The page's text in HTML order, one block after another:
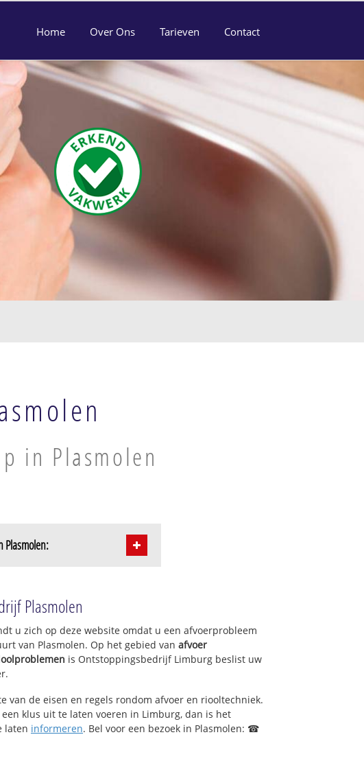
Home Over Ons Tarieven Contact
in Plasmolen
Plasmolen:
Plasmolen
u zich op deze website omdat u een afvoerprobleem
van Plasmolen. Op het gebied van afvoer
is Ontstoppingsbedrijf Limburg beslist uw
van de eisen en regels rondom afvoer en riooltechniek.
klus uit te laten voeren in Limburg, dan is het
laten informeren. Bel voor een bezoek in Plasmolen: ☎